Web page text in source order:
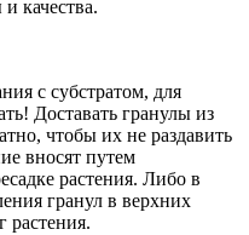
качества.
с субстратом, для
Доставать гранулы из
чтобы их не раздавить
вносят путем
растения. Либо в
гранул в верхних
растения.